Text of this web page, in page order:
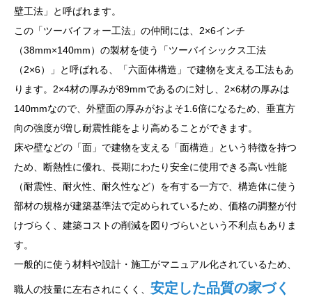
壁工法」と呼ばれます。
この「ツーバイフォー工法」の仲間には、2×6インチ
（38mm×140mm）の製材を使う「ツーバイシックス工法
（2×6）」と呼ばれる、「六面体構造」で建物を支える工法もあ
ります。2×4材の厚みが89mmであるのに対し、2×6材の厚みは
140mmなので、外壁面の厚みがおよそ1.6倍になるため、垂直方
向の強度が増し耐震性能をより高めることができます。
床や壁などの「面」で建物を支える「面構造」という特徴を持つ
ため、断熱性に優れ、長期にわたり安全に使用できる高い性能
（耐震性、耐火性、耐久性など）を有する一方で、構造体に使う
部材の規格が建築基準法で定められているため、価格の調整が付
けづらく、建築コストの削減を図りづらいという不利点もありま
す。
一般的に使う材料や設計・施工がマニュアル化されているため、
職人の技量に左右されにくく、 安定した品質の家づく